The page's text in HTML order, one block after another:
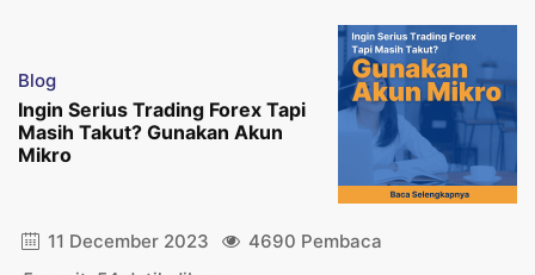
Blog
Ingin Serius Trading Forex Tapi
Masih Takut? Gunakan Akun
Mikro
11 December 2023
4690 Pembaca